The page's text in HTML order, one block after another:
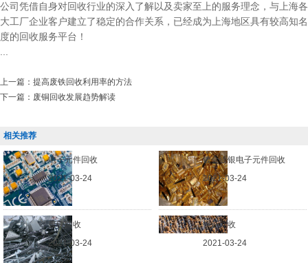
公司凭借自身对回收行业的深入了解以及卖家至上的服务理念，与上海各
大工厂企业客户建立了稳定的合作关系，已经成为上海地区具有较高知名
度的回收服务平台！
上一篇： 提高废铁回收利用率的方法
下一篇： 废铜回收发展趋势解读
相关推荐
电子元件回收
2021-03-24
镀金镀银电子元件回收
2021-03-24
废铁回收
2021-03-24
钢筋回收
2021-03-24